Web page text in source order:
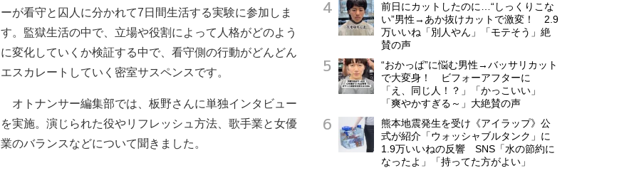
ーが看守と囚人に分かれて7日間生活する実験に参加しま
す。監獄生活の中で、立場や役割によって人格がどのよう
に変化していくか検証する中で、看守側の行動がどんどん
エスカレートしていく密室サスペンスです。
オトナンサー編集部では、板野さんに単独インタビュー
を実施。演じられた役やリフレッシュ方法、歌手業と女優
業のバランスなどについて聞きました。
前日にカットしたのに…“しっくりこな
い”男性→あか抜けカットで激変！ 2.9
万いいね「別人やん」「モテそう」絶
賛の声
“おかっぱ”に悩む男性→バッサリカット
で大変身！ ビフォーアフターに
「え、同じ人！？」「かっこいい」
「爽やかすぎる～」大絶賛の声
熊本地震発生を受け《アイラップ》公
式が紹介「ウォッシャブルタンク」に
1.9万いいねの反響 SNS「水の節約に
なったよ」「持ってた方がよい」